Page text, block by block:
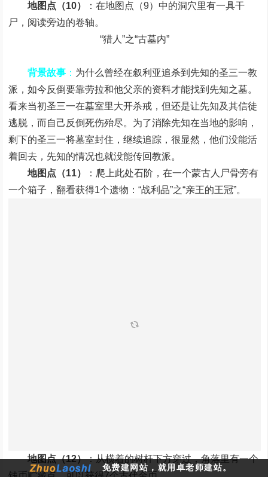
地图点（10）
：在地图点（9）中的洞穴里有一具干
尸，阅读旁边的卷轴。
“猎人”之“古墓内”
背景故事 ： 为什么曾经在叙利亚追杀到先知的圣三一教
派，如今反倒要靠劳拉和他父亲的资料才能找到先知之墓。
看来当初圣三一在墓室里大开杀戒，但还是让先知及其信徒
逃脱，而自己反倒死伤殆尽。为了消除先知在当地的影响，
剩下的圣三一将墓室封住，继续追踪，很显然，他们没能活
着回去，先知的情况也就没能传回教派。
地图点（11）
：爬上此处石阶，在一个蒙古人尸骨旁有
一个箱子，翻看获得1个遗物：“战利品”之“亲王的王冠”。
地图点（12）：从横着的树杆下方穿过，角落里有一个
免费建网站，就用卓老师建站。